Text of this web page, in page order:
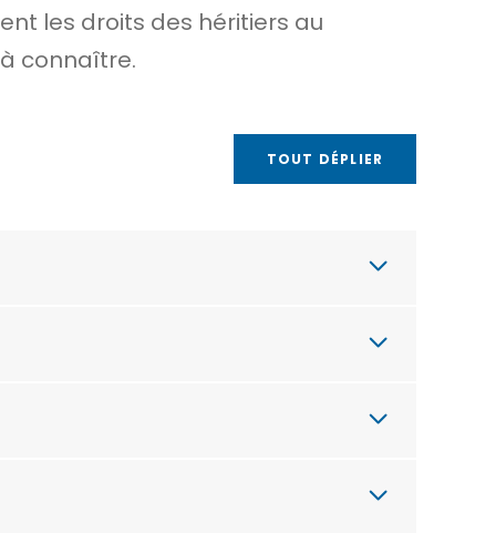
les droits des héritiers au
connaître.
TOUT DÉPLIER